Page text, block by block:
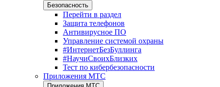
Безопасность
Перейти в раздел
Защита телефонов
Антивирусное ПО
Управление системой охраны
#ИнтернетБезБуллинга
#НаучиСвоихБлизких
Тест по кибербезопасности
Приложения МТС